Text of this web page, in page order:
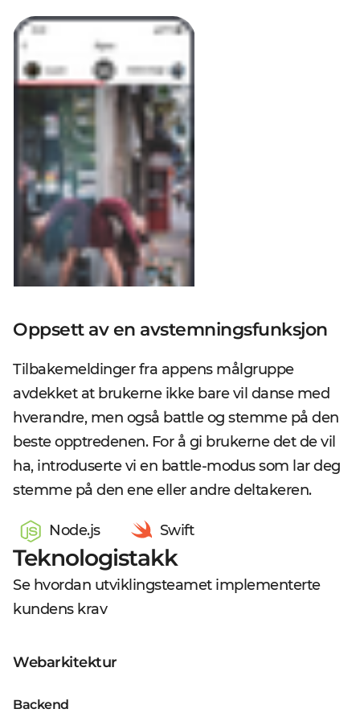
Oppsett av en avstemningsfunksjon
Tilbakemeldinger fra appens målgruppe
avdekket at brukerne ikke bare vil danse med
hverandre, men også battle og stemme på den
beste opptredenen. For å gi brukerne det de vil
ha, introduserte vi en battle-modus som lar deg
stemme på den ene eller andre deltakeren.
Node.js Swift
Teknologistakk
Se hvordan utviklingsteamet implementerte
kundens krav
Webarkitektur
Backend